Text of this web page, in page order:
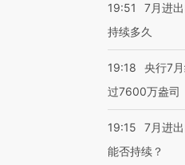
19:51
7月进
持续多久
19:18
央行7
过7600万盎司
19:15
7月进
能否持续？